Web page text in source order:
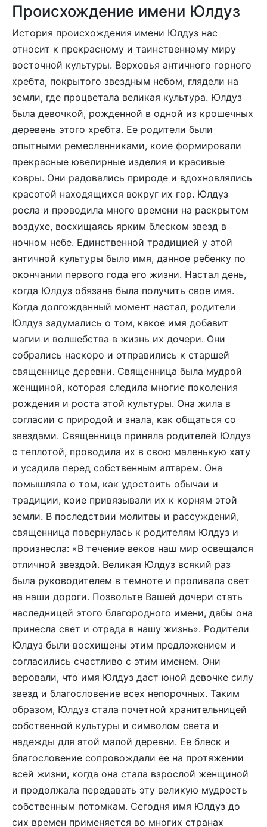
Происхождение имени Юлдуз
История происхождения имени Юлдуз нас
относит к прекрасному и таинственному миру
восточной культуры. Верховья античного горного
хребта, покрытого звездным небом, глядели на
земли, где процветала великая культура. Юлдуз
была девочкой, рожденной в одной из крошечных
деревень этого хребта. Ее родители были
опытными ремесленниками, коие формировали
прекрасные ювелирные изделия и красивые
ковры. Они радовались природе и вдохновлялись
красотой находящихся вокруг их гор. Юлдуз
росла и проводила много времени на раскрытом
воздухе, восхищаясь ярким блеском звезд в
ночном небе. Единственной традицией у этой
античной культуры было имя, данное ребенку по
окончании первого года его жизни. Настал день,
когда Юлдуз обязана была получить свое имя.
Когда долгожданный момент настал, родители
Юлдуз задумались о том, какое имя добавит
магии и волшебства в жизнь их дочери. Они
собрались наскоро и отправились к старшей
священнице деревни. Священница была мудрой
женщиной, которая следила многие поколения
рождения и роста этой культуры. Она жила в
согласии с природой и знала, как общаться со
звездами. Священница приняла родителей Юлдуз
с теплотой, проводила их в свою маленькую хату
и усадила перед собственным алтарем. Она
помышляла о том, как удостоить обычаи и
традиции, коие привязывали их к корням этой
земли. В последствии молитвы и рассуждений,
священница повернулась к родителям Юлдуз и
произнесла: «В течение веков наш мир освещался
отличной звездой. Великая Юлдуз всякий раз
была руководителем в темноте и проливала свет
на наши дороги. Позвольте Вашей дочери стать
наследницей этого благородного имени, дабы она
принесла свет и отрада в нашу жизнь». Родители
Юлдуз были восхищены этим предложением и
согласились счастливо с этим именем. Они
веровали, что имя Юлдуз даст юной девочке силу
звезд и благословение всех непорочных. Таким
образом, Юлдуз стала почетной хранительницей
собственной культуры и символом света и
надежды для этой малой деревни. Ее блеск и
благословение сопровождали ее на протяжении
всей жизни, когда она стала взрослой женщиной
и продолжала передавать эту великую мудрость
собственным потомкам. Сегодня имя Юлдуз до
сих времен применяется во многих странах